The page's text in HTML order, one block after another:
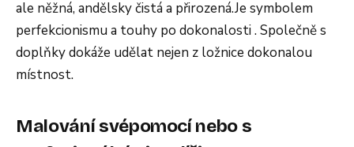
ale něžná, andělsky čistá a přirozená.Je symbolem
perfekcionismu a touhy po dokonalosti . Společně s
doplňky dokáže udělat nejen z ložnice dokonalou
místnost.
Malování svépomocí nebo s